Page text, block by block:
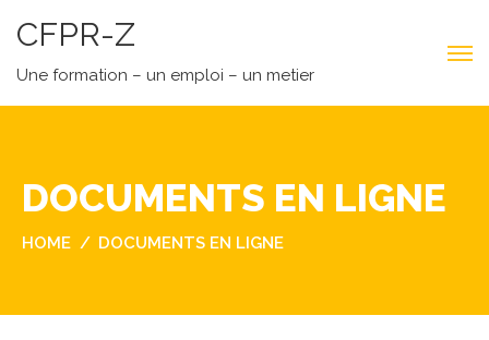
CFPR-Z
Une formation – un emploi – un metier
DOCUMENTS EN LIGNE
HOME DOCUMENTS EN LIGNE